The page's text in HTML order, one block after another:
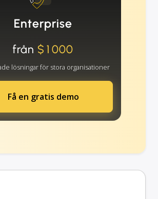
Enterprise
från $1000
lösningar för stora organisationer
Få en gratis demo